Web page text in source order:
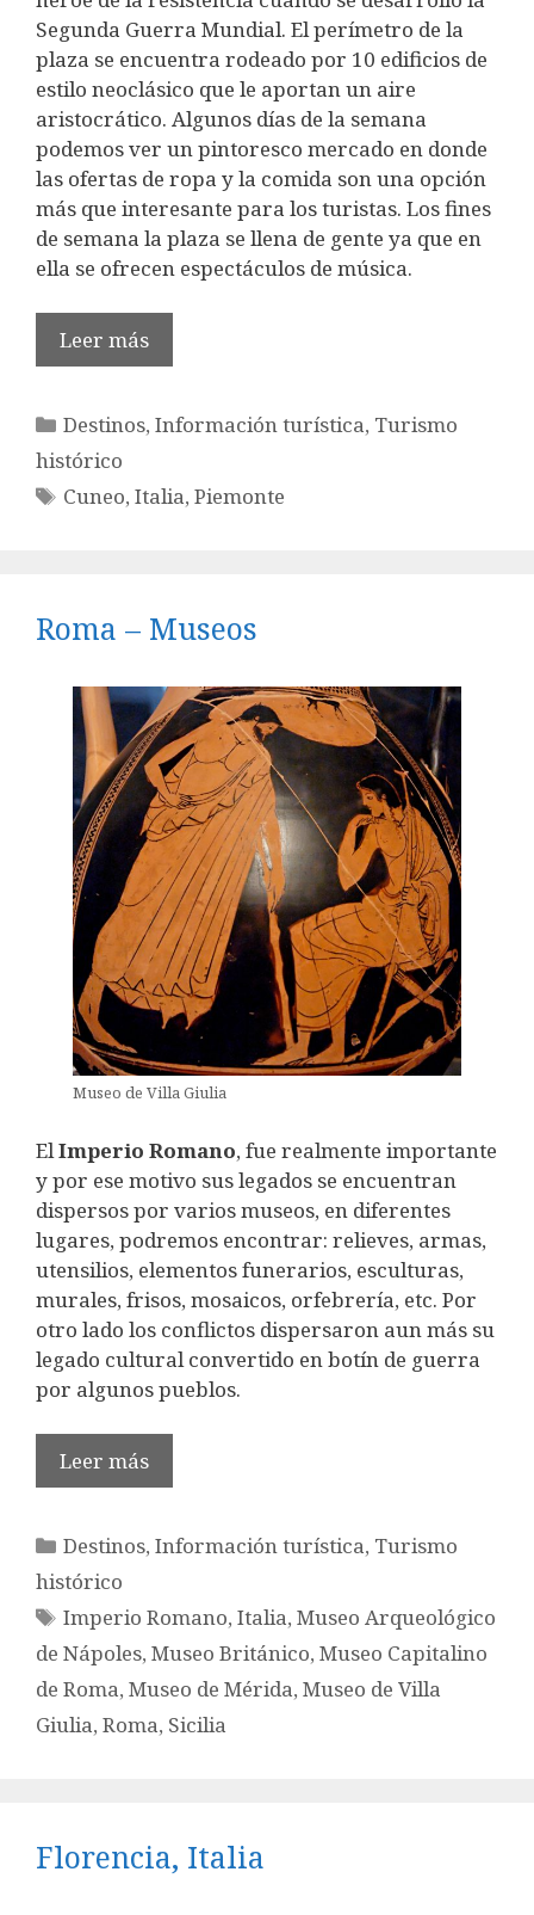
Segunda Guerra Mundial. El perímetro de la
plaza se encuentra rodeado por 10 edificios de
estilo neoclásico que le aportan un aire
aristocrático. Algunos días de la semana
podemos ver un pintoresco mercado en donde
las ofertas de ropa y la comida son una opción
más que interesante para los turistas. Los fines
de semana la plaza se llena de gente ya que en
ella se ofrecen espectáculos de música.
Leer más
Categorías
Destinos,Información turística, Turismo
histórico
Etiquetas
Cuneo,Italia,Piemonte
Roma – Museos
Museo de Villa Giulia
ElImperio Romano, fue realmente importante
y por ese motivo sus legados se encuentran
dispersos por varios museos, en diferentes
lugares, podremos encontrar: relieves, armas,
utensilios, elementos funerarios, esculturas,
murales, frisos, mosaicos, orfebrería, etc. Por
otro lado los conflictos dispersaron aun más su
legado cultural convertido en botín de guerra
por algunos pueblos.
Leer más
Categorías
Destinos,Información turística, Turismo
histórico
Etiquetas
Imperio Romano,Italia,Museo Arqueológico
de Nápoles, Museo Británico, Museo Capitalino
de Roma, Museo de Mérida, Museo de Villa
Giulia, Roma, Sicilia
Florencia, Italia